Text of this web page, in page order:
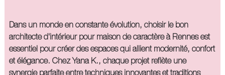
Dans un monde en constante évolution, choisir le bon
architecte d'intérieur pour maison de caractère à Rennesest
essentiel pour créer des espaces qui allient modernité, confort
et élégance. Chez Yana K., chaque projet reflète une
synergie parfaite entre techniques innovantes et traditions